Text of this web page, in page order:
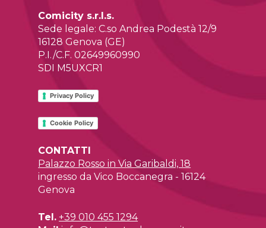
Comicity s.r.l.s.
Sede legale: C.so Andrea Podestà 12/9
16128 Genova (GE)
P.I./C.F. 02649960990
SDI M5UXCR1
Privacy Policy
Cookie Policy
CONTATTI
Palazzo Rosso in Via Garibaldi, 18
ingresso da Vico Boccanegra - 16124
Genova
Tel. +39 010 455 1294